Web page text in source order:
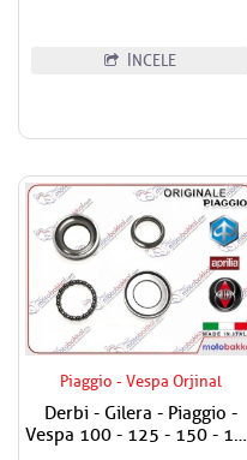
İNCELE
Piaggio - Vespa Orjinal
Derbi - Gilera - Piaggio -
Vespa 100 - 125 - 150 - 180